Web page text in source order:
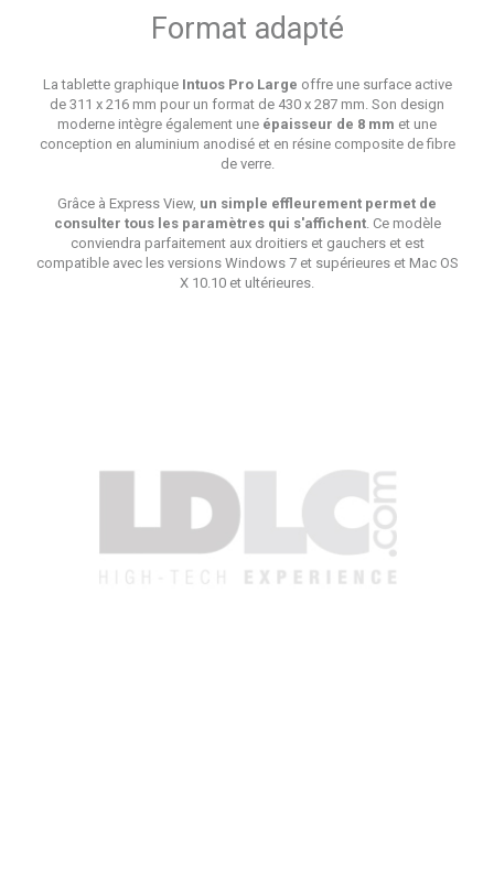
Format adapté
La tablette graphique Intuos Pro Large offre une surface active
de 311 x 216 mm pour un format de 430 x 287 mm. Son design
moderne intègre également une épaisseur de 8 mm et une
conception en aluminium anodisé et en résine composite de fibre
de verre.
Grâce à Express View, un simple effleurement permet de
consulter tous les paramètres qui s′affichent. Ce modèle
conviendra parfaitement aux droitiers et gauchers et est
compatible avec les versions Windows 7 et supérieures et Mac OS
X 10.10 et ultérieures.